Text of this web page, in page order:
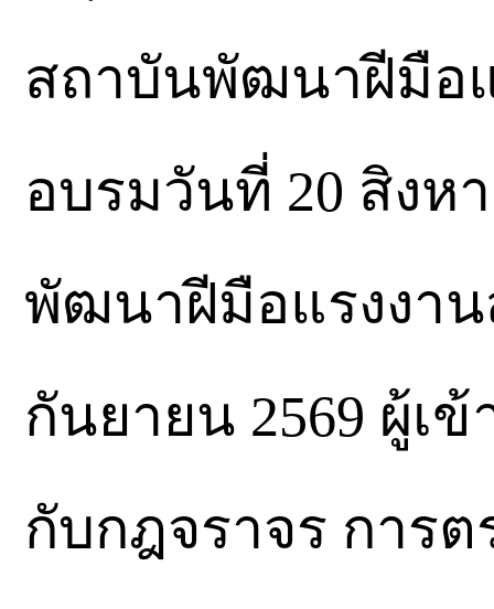
สถาบันพัฒนาฝีมือ
อบรมวันที่ 20 สิงห
พัฒนาฝีมือแรงงา
กันยายน 2569 ผู้เ
กับกฎจราจร การต